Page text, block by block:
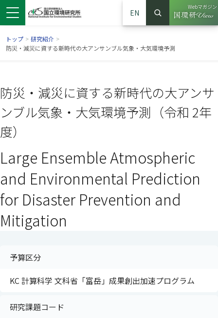
ウで開きます）
ンドウで開きます）
ウインドウで開きます）
EN
サイト内検索
検索
Webマガジン
（別ウイ
トップ > 研究紹介 >
防災・減災に資する新時代の大アンサンブル気象・大気環境予測
防災・減災に資する新時代の大アンサ
ンブル気象・大気環境予測（令和 2年
度）
Large Ensemble Atmospheric
and Environmental Prediction
for Disaster Prevention and
Mitigation
予算区分
KC 計算科学 文科省「富岳」成果創出加速プログラム
研究課題コード